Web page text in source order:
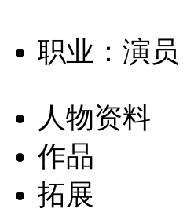
职业：演员
人物资料
作品
拓展